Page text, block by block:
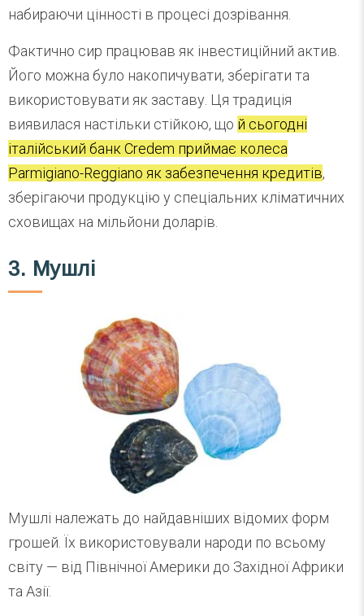
набираючи цінності в процесі дозрівання.
Фактично сир працював як інвестиційний актив.
Його можна було накопичувати, зберігати та
використовувати як заставу. Ця традиція
виявилася настільки стійкою, що й сьогодні
італійський банк Credem приймає колеса
Parmigiano-Reggiano як забезпечення кредитів,
зберігаючи продукцію у спеціальних кліматичних
сховищах на мільйони доларів.
3. Мушлі
Мушлі належать до найдавніших відомих форм
грошей. Їх використовували народи по всьому
світу — від Північної Америки до Західної Африки
та Азії.